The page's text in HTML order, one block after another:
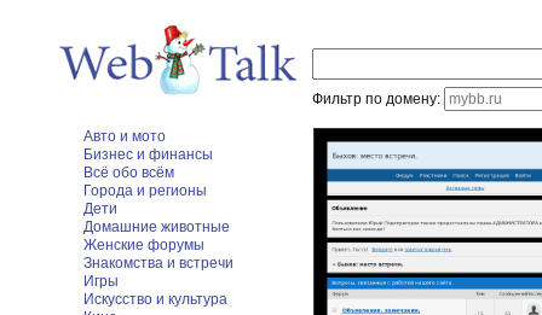
Фильтр по домену:
Авто и мото
Бизнес и финансы
Всё обо всём
Города и регионы
Дети
Домашние животные
Женские форумы
Знакомства и встречи
Игры
Искусство и культура